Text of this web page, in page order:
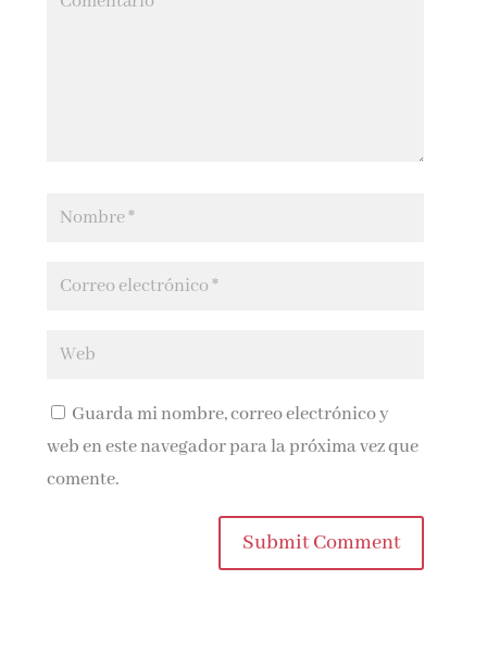
Guarda mi nombre, correo electrónico y
web en este navegador para la próxima vez que
comente.
Submit Comment